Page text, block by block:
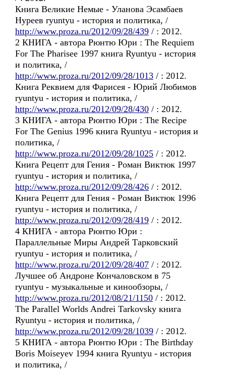
Книга Великие Немые - Уланова Эсамбаев
Нуреев ryuntyu - история и политика, /
http://www.proza.ru/2012/09/28/439 / : 2012.
2 КНИГА - автора Рюнтю Юри : The Requiem
For The Pharisee 1997 книга Ryuntyu - история
и политика, /
http://www.proza.ru/2012/09/28/1013 / : 2012.
Книга Реквием для Фарисея - Юрий Любимов
ryuntyu - история и политика, /
http://www.proza.ru/2012/09/28/430 / : 2012.
3 КНИГА - автора Рюнтю Юри : The Recipe
For The Genius 1996 книга Ryuntyu - история и
политика, /
http://www.proza.ru/2012/09/28/1025 / : 2012.
Книга Рецепт для Гения - Роман Виктюк 1997
ryuntyu - история и политика, /
http://www.proza.ru/2012/09/28/426 / : 2012.
Книга Рецепт для Гения - Роман Виктюк 1996
ryuntyu - история и политика, /
http://www.proza.ru/2012/09/28/419 / : 2012.
4 КНИГА - автора Рюнтю Юри :
Параллельные Миры Андрей Тарковский
ryuntyu - история и политика, /
http://www.proza.ru/2012/09/28/407 / : 2012.
Лучшее об Андроне Кончаловском в 75
ryuntyu - музыкальные и кинообзоры, /
http://www.proza.ru/2012/08/21/1150 / : 2012.
The Parallel Worlds Andrei Tarkovsky книга
Ryuntyu - история и политика, /
http://www.proza.ru/2012/09/28/1039 / : 2012.
5 КНИГА - автора Рюнтю Юри : The Birthday
Boris Moiseyev 1994 книга Ryuntyu - история
и политика, /